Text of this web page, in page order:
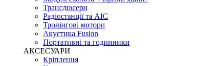
Трансдюсери
Радіостанції та АІС
Тролінгові мотори
Акустика Fusion
Портативні та годинники
АКСЕСУАРИ
Кріплення